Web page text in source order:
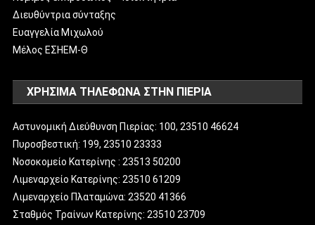
Διευθύντρια σύνταξης
Ευαγγελία Μιχωλού
Μέλος ΕΣΗΕΜ-Θ
ΧΡΗΣΙΜΑ ΤΗΛΕΦΩΝΑ ΣΤΗΝ ΠΙΕΡΙΑ
Αστυνομική Διεύθυνση Πιερίας: 100, 23510 46624
Πυροσβεστική: 199, 23510 23333
Νοσοκομείο Κατερίνης : 23513 50200
Λιμεναρχείο Κατερίνης: 23510 61209
Λιμεναρχείο Πλαταμώνα: 23520 41366
Σταθμός Τραίνων Κατερίνης: 23510 23709